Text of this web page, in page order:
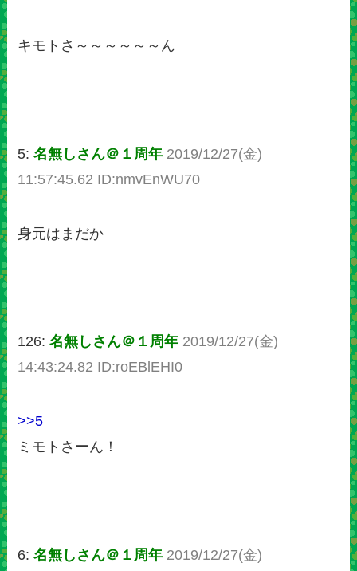
キモトさ～～～～～～ん
5:名無しさん＠１周年 2019/12/27(金)
11:57:45.62 ID:nmvEnWU70
身元はまだか
126:名無しさん＠１周年 2019/12/27(金)
14:43:24.82 ID:roEBlEHI0
>>5
ミモトさーん！
6:名無しさん＠１周年 2019/12/27(金)